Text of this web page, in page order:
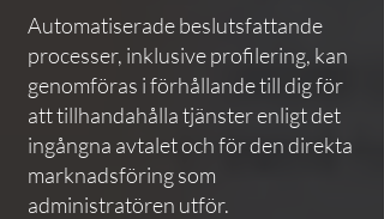
Automatiserade beslutsfattande
processer, inklusive profilering, kan
genomföras i förhållande till dig för
att tillhandahålla tjänster enligt det
ingångna avtalet och för den direkta
marknadsföring som
administratören utför.